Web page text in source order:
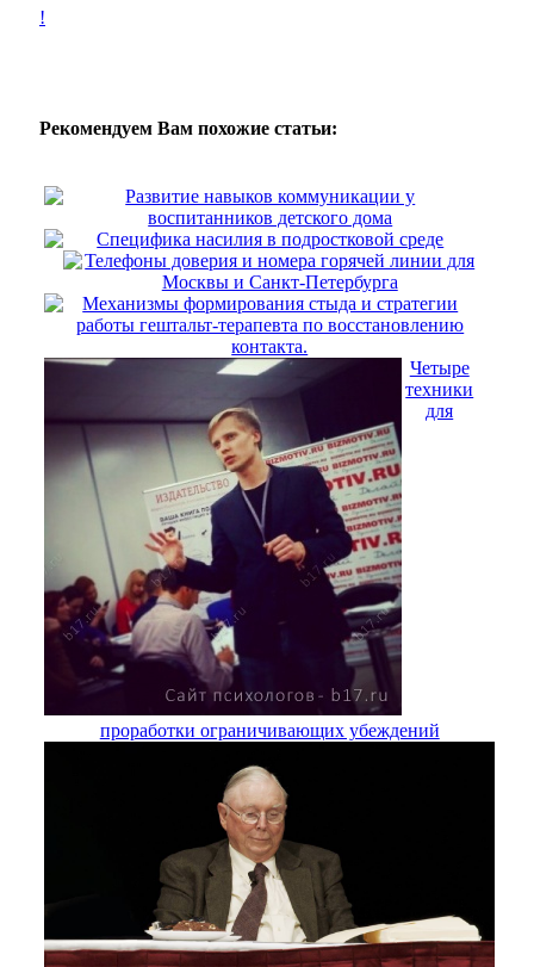
!
Рекомендуем Вам похожие статьи:
Развитие навыков коммуникации у
воспитанников детского дома
Специфика насилия в подростковой среде
Телефоны доверия и номера горячей линии для
Москвы и Санкт-Петербурга
Механизмы формирования стыда и стратегии
работы гештальт-терапевта по восстановлению
контакта.
Четыре
техники
для
проработки ограничивающих убеждений